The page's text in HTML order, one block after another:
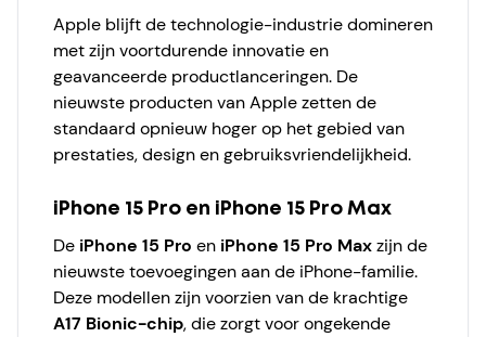
Apple blijft de technologie-industrie domineren
met zijn voortdurende innovatie en
geavanceerde productlanceringen. De
nieuwste producten van Apple zetten de
standaard opnieuw hoger op het gebied van
prestaties, design en gebruiksvriendelijkheid.
iPhone 15 Pro en iPhone 15 Pro Max
De iPhone 15 Pro en iPhone 15 Pro Maxzijn de
nieuwste toevoegingen aan de iPhone-familie.
Deze modellen zijn voorzien van de krachtige
A17 Bionic-chip, die zorgt voor ongekende